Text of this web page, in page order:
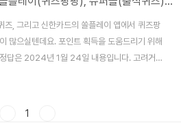
즈, 그리고 신한카드의 쏠플레이 앱에서 퀴즈팡
많으실텐데요. 포인트 획득을 도움드리기 위해
답은 2024년 1월 24일 내용입니다. 고려거란
차 신한 쏠뱅크 쏠야구(쏠퀴즈) 1월 24일 문제
1